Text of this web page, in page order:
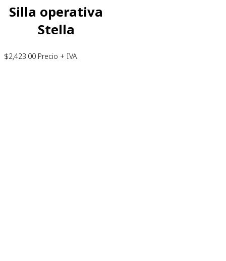
Silla operativa
Stella
$2,423.00 Precio + IVA